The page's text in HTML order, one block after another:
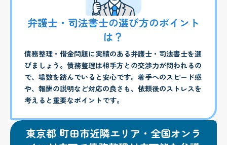
弁護士・司法書士の選び方のポイント
は？
債務整理・借金問題に実績のある弁護士・司法書士を選
びましょう。債務整理は相手方との交渉力が問われるの
で、場数を踏んでいると安心です。着手へのスピード感
や、報酬の説明など対応の良さも、依頼後のストレスを
考えると重要なポイントです。
東京都 町田市近隣エリア・全国オンラ